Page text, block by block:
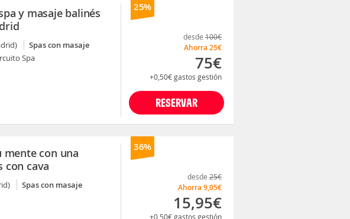
25%
y masaje balinés
Spas con masaje
Spa
RESERVAR
desde 100€
Ahorra25€
75€
+0,50€gastos gestión
36%
mente con una
con cava
Spas con masaje
desde 25€
Ahorra9,05€
15,95€
+0,50€gastos gestión